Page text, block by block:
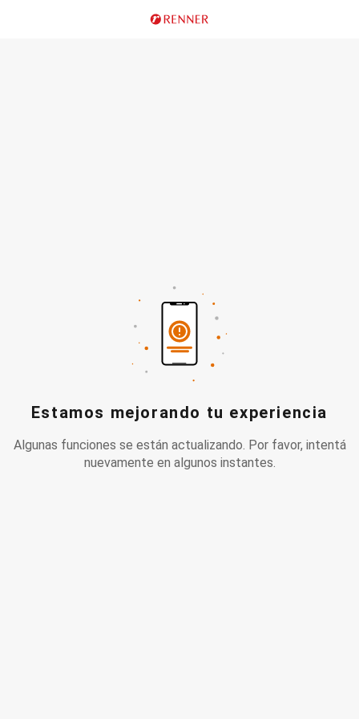
Estamos mejorando tu experiencia
Algunas funciones se están actualizando. Por favor, intentá
nuevamente en algunos instantes.